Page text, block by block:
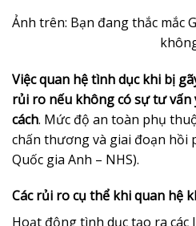
Ảnh trên: Bạn đang thắc mắc
Việc quan hệ tình dục khi bị
rủi ro nếu không có sự tư
cách. Mức độ an toàn phụ
chấn thương và giai đoạn hồi
Quốc gia Anh – NHS).
Các rủi ro cụ thể khi quan hệ
Hoạt động tình dục tạo ra các